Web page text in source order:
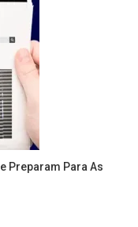
Preparam Para As